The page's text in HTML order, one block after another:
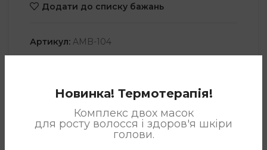
Новинка! Термотерапія!
Комплекс двох масок
для росту волосся і здоров'я шкіри
голови.
Додати до списку бажань
Артикул: AMB-104
Позначка: Сироватка для волосся
Поділитися: